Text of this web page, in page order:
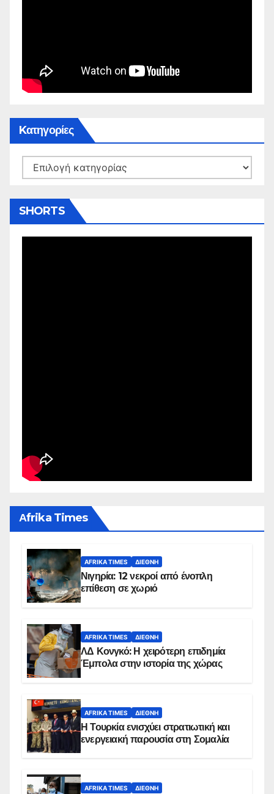
Kατηγορίες
Kατηγορίες
SHORTS
Αfrika Times
AFRIKA TIMES ΔΙΕΘΝΉ
Νιγηρία: 12 νεκροί από ένοπλη
επίθεση σε χωριό
AFRIKA TIMES ΔΙΕΘΝΉ
ΛΔ Κονγκό: Η χειρότερη επιδημία
Έμπολα στην ιστορία της χώρας
AFRIKA TIMES ΔΙΕΘΝΉ
Η Τουρκία ενισχύει στρατιωτική και
ενεργειακή παρουσία στη Σομαλία
AFRIKA TIMES ΔΙΕΘΝΉ